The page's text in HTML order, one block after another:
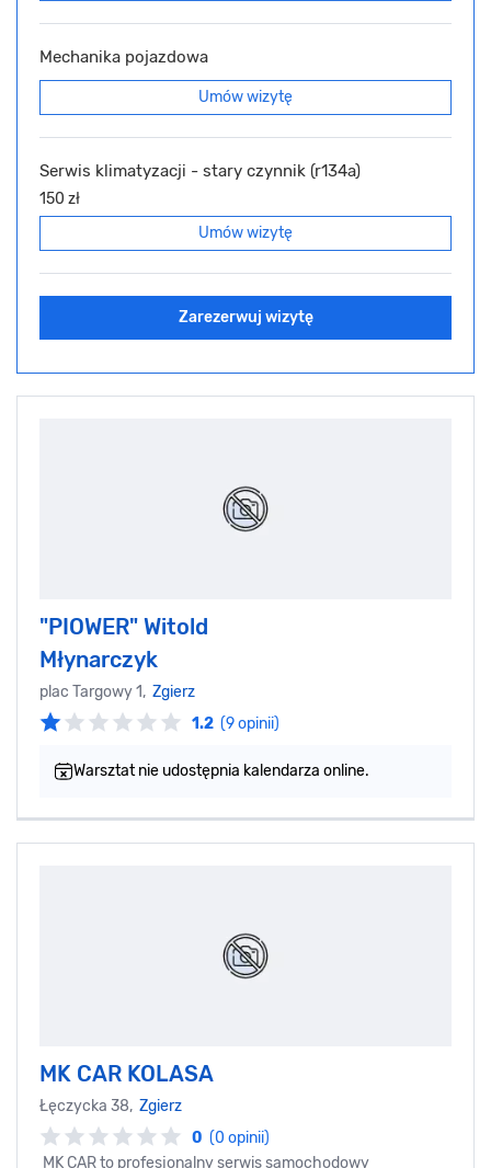
Mechanika pojazdowa
Umów wizytę
Serwis klimatyzacji - stary czynnik (r134a)
150 zł
Umów wizytę
Zarezerwuj wizytę
"PIOWER" Witold
Młynarczyk
plac Targowy 1, Zgierz
1.2 (9 opinii)
Warsztat nie udostępnia kalendarza online.
MK CAR KOLASA
Łęczycka 38, Zgierz
0 (0 opinii)
MK CAR to profesjonalny serwis samochodowy